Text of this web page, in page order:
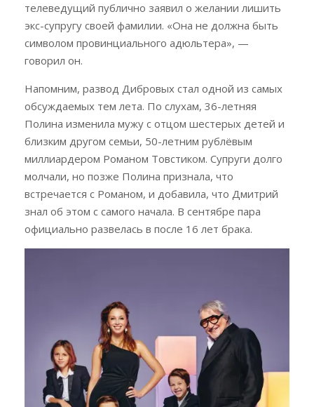
телеведущий публично заявил о желании лишить
экс-супругу своей фамилии. «Она не должна быть
символом провинциального адюльтера», —
говорил он.
Напомним, развод Дибровых стал одной из самых
обсуждаемых тем лета. По слухам, 36-летняя
Полина изменила мужу с отцом шестерых детей и
близким другом семьи, 50-летним рублёвым
миллиардером Романом Товстиком. Супруги долго
молчали, но позже Полина признала, что
встречается с Романом, и добавила, что Дмитрий
знал об этом с самого начала. В сентябре пара
официально развелась в после 16 лет брака.